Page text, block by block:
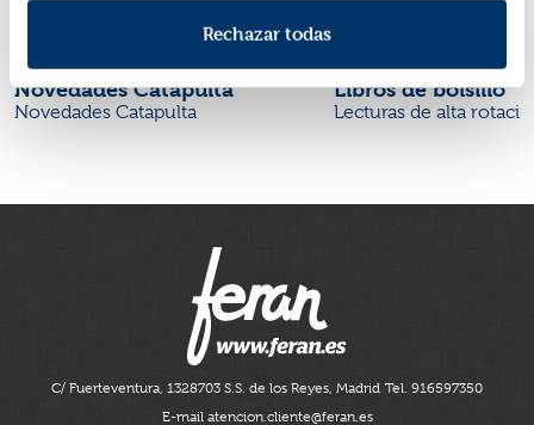
Rechazar todas
Novedades Catapulta
Novedades Catapulta
Libros de bolsillo
Lecturas de alta
C/ Fuerteventura, 1328703 S.S. de los Reyes, Madrid Tel. 916597350
E-mail atencion.cliente@feran.es